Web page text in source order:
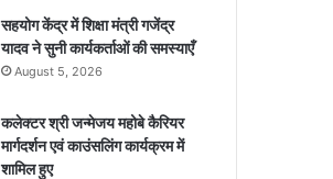
सहयोग केंद्र में शिक्षा मंत्री गजेंद्र
यादव ने सुनी कार्यकर्ताओं की समस्याएँ
August 5, 2026
कलेक्टर श्री जन्मेजय महोबे कैरियर
मार्गदर्शन एवं काउंसलिंग कार्यक्रम में
शामिल हुए